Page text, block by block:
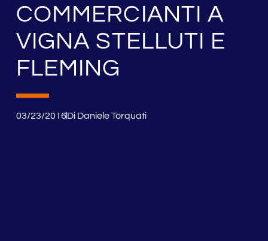
COMMERCIANTI A
VIGNA STELLUTI E
FLEMING
03/23/2016DiDaniele Torquati